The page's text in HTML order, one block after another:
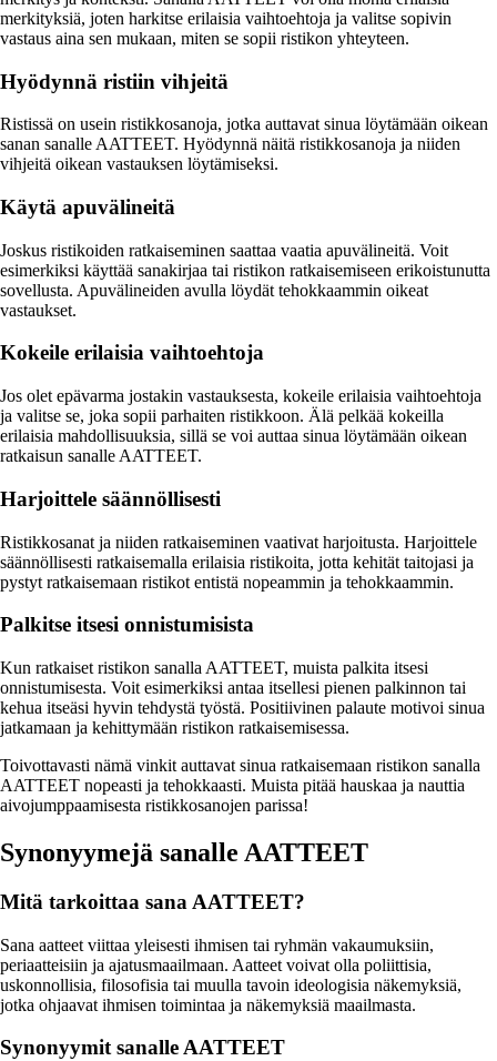
merkityksiä, joten harkitse erilaisia vaihtoehtoja ja valitse sopivin
vastaus aina sen mukaan, miten se sopii ristikon yhteyteen.
Hyödynnä ristiin vihjeitä
Ristissä on usein ristikkosanoja, jotka auttavat sinua löytämään oikean
sanan sanalle AATTEET. Hyödynnä näitä ristikkosanoja ja niiden
vihjeitä oikean vastauksen löytämiseksi.
Käytä apuvälineitä
Joskus ristikoiden ratkaiseminen saattaa vaatia apuvälineitä. Voit
esimerkiksi käyttää sanakirjaa tai ristikon ratkaisemiseen erikoistunutta
sovellusta. Apuvälineiden avulla löydät tehokkaammin oikeat
vastaukset.
Kokeile erilaisia vaihtoehtoja
Jos olet epävarma jostakin vastauksesta, kokeile erilaisia vaihtoehtoja
ja valitse se, joka sopii parhaiten ristikkoon. Älä pelkää kokeilla
erilaisia mahdollisuuksia, sillä se voi auttaa sinua löytämään oikean
ratkaisun sanalle AATTEET.
Harjoittele säännöllisesti
Ristikkosanat ja niiden ratkaiseminen vaativat harjoitusta. Harjoittele
säännöllisesti ratkaisemalla erilaisia ristikoita, jotta kehität taitojasi ja
pystyt ratkaisemaan ristikot entistä nopeammin ja tehokkaammin.
Palkitse itsesi onnistumisista
Kun ratkaiset ristikon sanalla AATTEET, muista palkita itsesi
onnistumisesta. Voit esimerkiksi antaa itsellesi pienen palkinnon tai
kehua itseäsi hyvin tehdystä työstä. Positiivinen palaute motivoi sinua
jatkamaan ja kehittymään ristikon ratkaisemisessa.
Toivottavasti nämä vinkit auttavat sinua ratkaisemaan ristikon sanalla
AATTEET nopeasti ja tehokkaasti. Muista pitää hauskaa ja nauttia
aivojumppaamisesta ristikkosanojen parissa!
Synonyymejä sanalle AATTEET
Mitä tarkoittaa sana AATTEET?
Sana aatteet viittaa yleisesti ihmisen tai ryhmän vakaumuksiin,
periaatteisiin ja ajatusmaailmaan. Aatteet voivat olla poliittisia,
uskonnollisia, filosofisia tai muulla tavoin ideologisia näkemyksiä,
jotka ohjaavat ihmisen toimintaa ja näkemyksiä maailmasta.
Synonyymit sanalle AATTEET